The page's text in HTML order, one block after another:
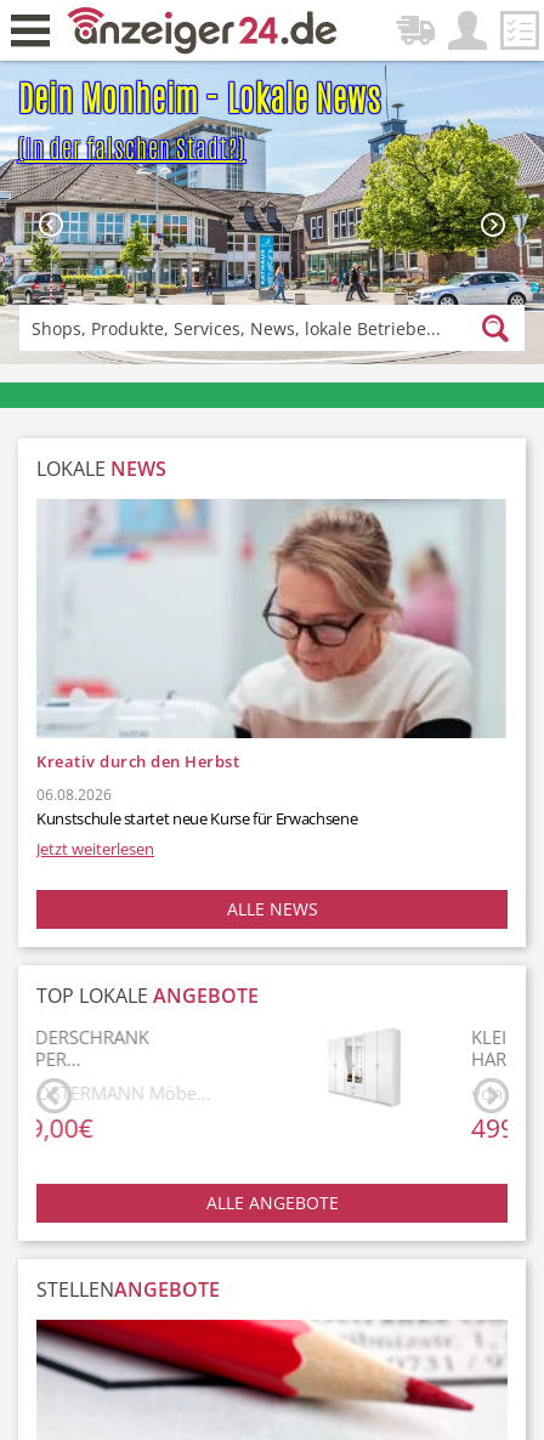
Dein Monheim - Lokale News
(In der falschen Stadt?)
Zurück
Fitness & Sport Lieferservice
Einkaufen DE-News
Restaurant
Beauty & Wellness
Auto Handwerk
Sport & Freizeit Gesundheit
Dienstleistungen
Öffentliche Einrichtungen
LOKALE NEWS
Kreativ durch den Herbst
06.08.2026
Kunstschule startet neue Kurse für Erwachsene
Jetzt weiterlesen
ALLE NEWS
TOP LOKALE ANGEBOTE
KLEIDERSCHRANK
ALLE ANGEBOTE
STELLENANGEBOTE